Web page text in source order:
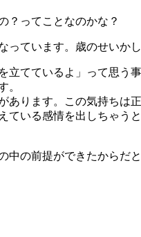
？ってことなのかな？
ています。歳のせいかし
てているよ」って思う
。
ります。この気持ちは
いる感情を出しちゃうと
中の前提ができたからだと